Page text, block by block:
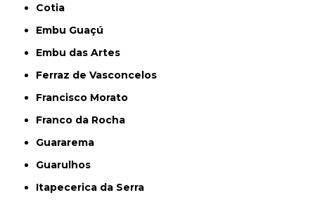
Cotia
Embu Guaçú
Embu das Artes
Ferraz de Vasconcelos
Francisco Morato
Franco da Rocha
Guararema
Guarulhos
Itapecerica da Serra